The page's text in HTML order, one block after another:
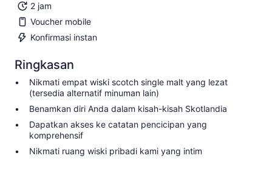
2 jam
Voucher mobile
Konfirmasi instan
Ringkasan
Nikmati empat wiski scotch single malt yang lezat
(tersedia alternatif minuman lain)
Benamkan diri Anda dalam kisah-kisah Skotlandia
Dapatkan akses ke catatan pencicipan yang
komprehensif
Nikmati ruang wiski pribadi kami yang intim